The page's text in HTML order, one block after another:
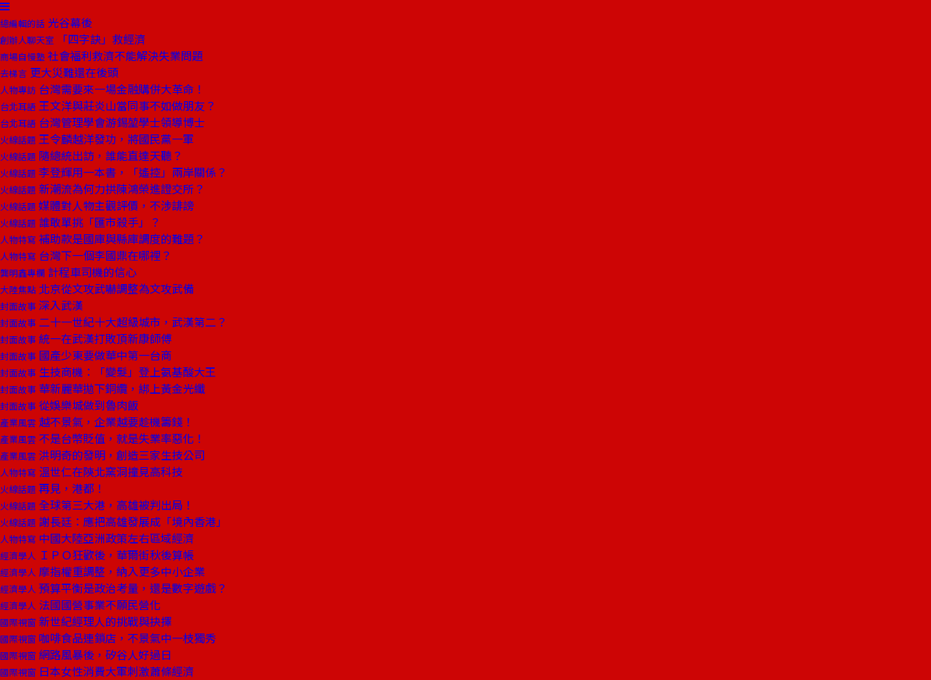
總編輯的話 光谷幕後
創辦人聊天室 「四字訣」救經濟
商場自慢塾 社會福利救濟不能解決失業問題
去梯言 更大災難還在後頭
人物專訪 台灣需要來一場金融購併大革命！
台北耳語 王文洋與莊炎山當同事不如做朋友？
台北耳語 台灣管理學會游錫堃學士領導博士
火線話題 王令麟越洋發功，將國民黨一軍
火線話題 隨總統出訪，誰能直達天聽？
火線話題 李登輝用一本書，「遙控」兩岸關係？
火線話題 新潮流為何力拱陳鴻榮進證交所？
火線話題 媒體對人物主觀評價，不涉誹謗
火線話題 誰敢單挑「匯市殺手」？
人物特寫 補助款是國庫與縣庫調度的難題？
人物特寫 台灣下一個李國鼎在哪裡？
龔明鑫專欄 計程車司機的信心
大陸焦點 北京從文攻武嚇調整為文攻武備
封面故事 深入武漢
封面故事 二十一世紀十大超級城市，武漢第二？
封面故事 統一在武漢打敗頂新康師傅
封面故事 國產少東要做華中第一台商
封面故事 生技商機：「變髮」登上氨基酸大王
封面故事 華新麗華拋下銅纜，綁上黃金光纖
封面故事 從娛樂城做到魯肉飯
產業風雲 越不景氣，企業越要趁機籌錢！
產業風雲 不是台幣貶值，就是失業率惡化！
產業風雲 洪明奇的發明，創造三家生技公司
人物特寫 溫世仁在陝北窯洞撞見高科技
火線話題 再見，港都！
火線話題 全球第三大港，高雄被判出局！
火線話題 謝長廷：應把高雄發展成「境內香港」
人物特寫 中國大陸亞洲政策左右區域經濟
經濟學人 ＩＰＯ狂歡後，華爾街秋後算帳
經濟學人 摩指權重調整，納入更多中小企業
經濟學人 預算平衡是政治考量，還是數字遊戲？
經濟學人 法國國營事業不願民營化
國際視窗 新世紀經理人的挑戰與抉擇
國際視窗 咖啡食品連鎖店，不景氣中一枝獨秀
國際視窗 網路風暴後，矽谷人好過日
國際視窗 日本女性消費大軍刺激蕭條經濟